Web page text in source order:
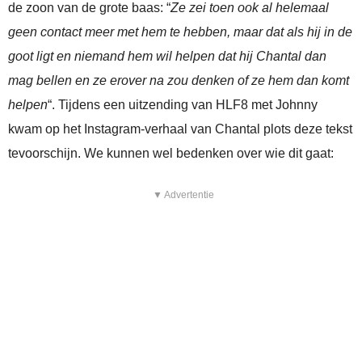
de zoon van de grote baas: “Ze zei toen ook al helemaal
geen contact meer met hem te hebben, maar dat als hij in de
goot ligt en niemand hem wil helpen dat hij Chantal dan
mag bellen en ze erover na zou denken of ze hem dan komt
helpen“. Tijdens een uitzending van HLF8 met Johnny
kwam op het Instagram-verhaal van Chantal plots deze tekst
tevoorschijn. We kunnen wel bedenken over wie dit gaat:
▼ Advertentie